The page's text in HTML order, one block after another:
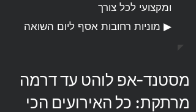
ומקצועי לכל צורך
▶ מוניות רחובות אסף ליום השואה
מסטנד-אפ לוהט עד דרמה
מרתקת: כל האירועים הכי